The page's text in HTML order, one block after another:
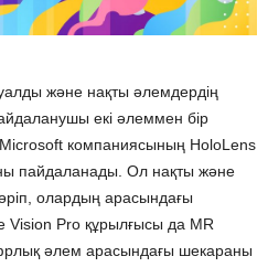
және нақты әлемдердің
екі әлеммен бір
Microsoft компаниясының HoloLens
пайдаланады. Ол нақты және
олардың арасындағы
Vision Pro құрылғысы да MR
әлем арасындағы шекараны